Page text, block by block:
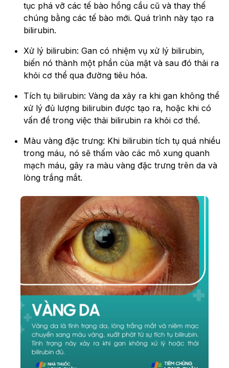
tục phá vỡ các tế bào hồng cầu cũ và thay thế
chúng bằng các tế bào mới. Quá trình này tạo ra
bilirubin.
Xử lý bilirubin: Gan có nhiệm vụ xử lý bilirubin,
biến nó thành một phần của mật và sau đó thải ra
khỏi cơ thể qua đường tiêu hóa.
Tích tụ bilirubin: Vàng da xảy ra khi gan không thể
xử lý đủ lượng bilirubin được tạo ra, hoặc khi có
vấn đề trong việc thải bilirubin ra khỏi cơ thể.
Màu vàng đặc trưng: Khi bilirubin tích tụ quá nhiều
trong máu, nó sẽ thấm vào các mô xung quanh
mạch máu, gây ra màu vàng đặc trưng trên da và
lòng trắng mắt.